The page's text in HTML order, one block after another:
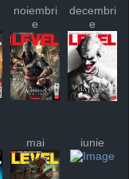
noiembri
e
decembri
e
mai iunie